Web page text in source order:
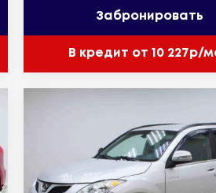
Забронировать
В кредит от 10 227р/